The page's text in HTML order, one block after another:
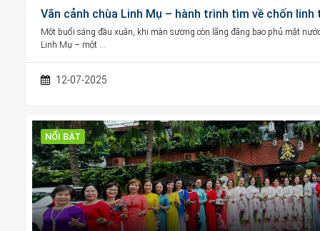
Vãn cảnh chùa Linh Mụ – hành trình tìm về chốn
Một buổi sáng đầu xuân, khi màn sương còn lãng đãng bao phủ mặt
Linh Mụ – một …
12-07-2025
NỔI BẬT